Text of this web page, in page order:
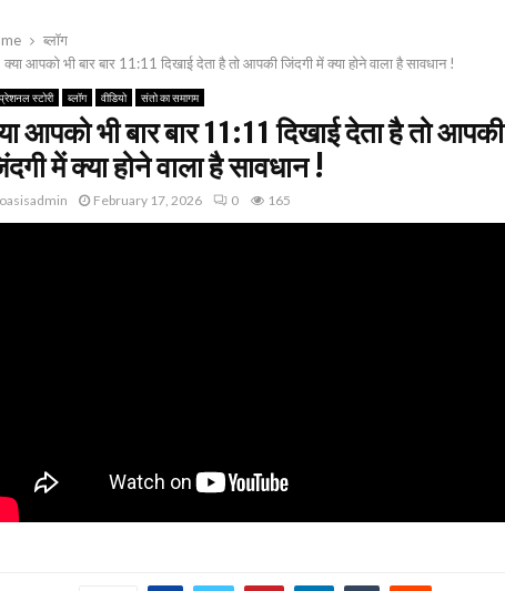
ब्लॉग
क्या आपको भी बार बार 11:11 दिखाई देता है तो आपकी जिंदगी में क्या होने वाला है सावधान !
स्टोरी ब्लॉग वीडियो संतो का समागम
आपको भी बार बार 11:11 दिखाई देता है तो आपकी
में क्या होने वाला है सावधान !
February 17, 2026 0 165